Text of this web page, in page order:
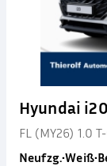
Hyundai i20
FL (MY26) 1.0
Neufzg.•Weiß•